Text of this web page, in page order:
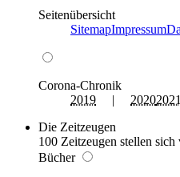
Seitenübersicht
SitemapImpressum
Corona-Chronik
2019 | 20202021
Die Zeitzeugen
100 Zeitzeugen stellen
Bücher